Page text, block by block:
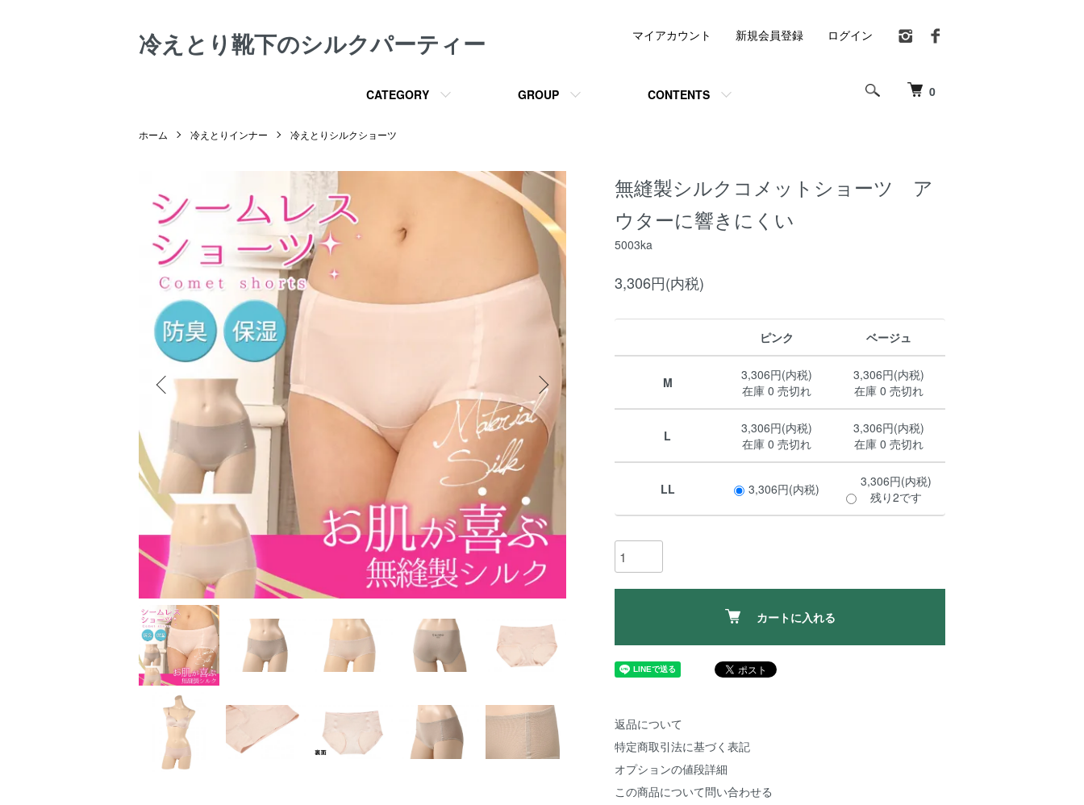
冷えとり靴下のシルクパーティー
0
CATEGORY GROUP CONTENTS
マイアカウント 新規会員登録 ログイン
ホーム 冷えとりインナー 冷えとりシルクショーツ
無縫製シルクコメットショーツ ア
ウターに響きにくい
5003ka
3,306円(内税)
ピンク ベージュ
M
3,306円(内税)
在庫 0 売切れ
3,306円(内税)
在庫 0 売切れ
L
3,306円(内税)
在庫 0 売切れ
3,306円(内税)
在庫 0 売切れ
LL 3,306円(内税)
3,306円(内税)
残り2です
カートに入れる
返品について
特定商取引法に基づく表記
オプションの値段詳細
この商品について問い合わせる